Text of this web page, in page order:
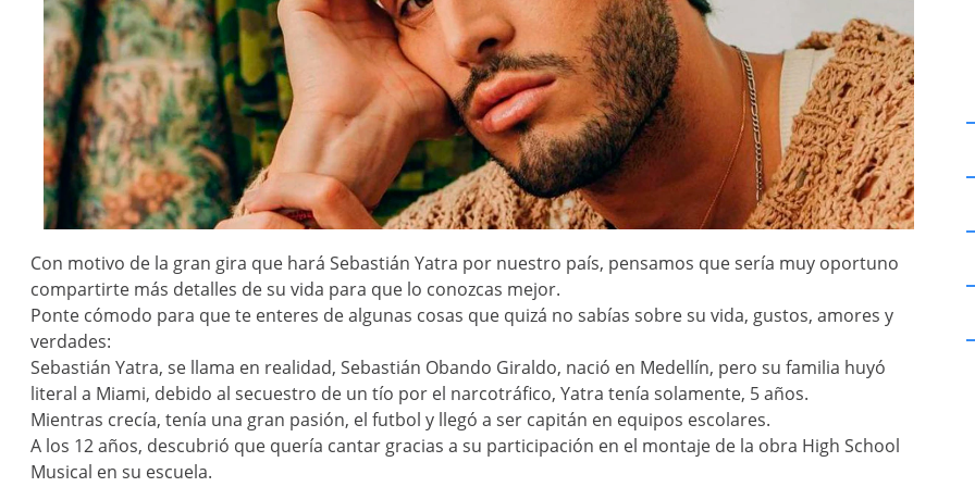
Con motivo de la gran gira que hará Sebastián Yatra por nuestro país, pensamos que sería muy oportuno
compartirte más detalles de su vida para que lo conozcas mejor.
Ponte cómodo para que te enteres de algunas cosas que quizá no sabías sobre su vida, gustos, amores y
verdades:
Sebastián Yatra, se llama en realidad, Sebastián Obando Giraldo, nació en Medellín, pero su familia huyó
literal a Miami, debido al secuestro de un tío por el narcotráfico, Yatra tenía solamente, 5 años.
Mientras crecía, tenía una gran pasión, el futbol y llegó a ser capitán en equipos escolares.
A los 12 años, descubrió que quería cantar gracias a su participación en el montaje de la obra High School
Musical en su escuela.